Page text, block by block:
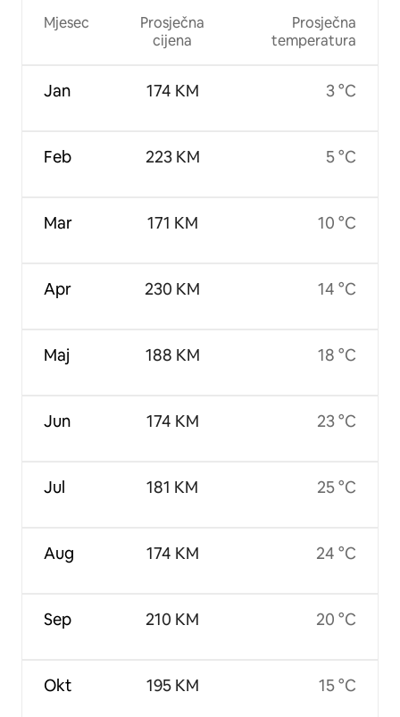
Mjesec
Jan
Feb
Mar
Apr
Maj
Jun
Jul
Aug
Sep
Okt
Prosječna
cijena
174 KM
223 KM
171 KM
230 KM
188 KM
174 KM
181 KM
174 KM
210 KM
195 KM
Prosječna
temperatura
3 °C
5 °C
10 °C
14 °C
18 °C
23 °C
25 °C
24 °C
20 °C
15 °C